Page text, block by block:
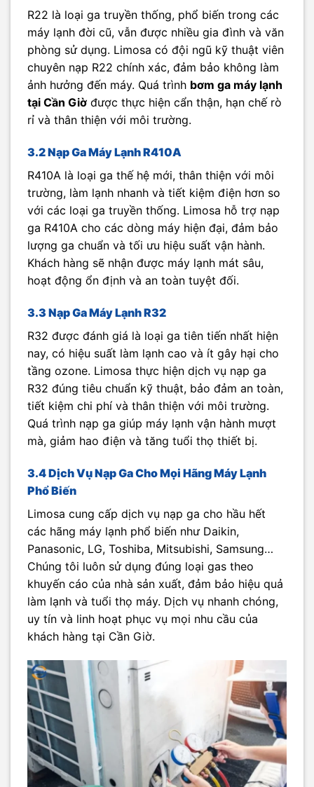
R22 là loại ga truyền thống, phổ biến trong các
máy lạnh đời cũ, vẫn được nhiều gia đình và văn
phòng sử dụng. Limosa có đội ngũ kỹ thuật viên
chuyên nạp R22 chính xác, đảm bảo không làm
ảnh hưởng đến máy. Quá trình bơm ga máy lạnh
tại Cần Giờ được thực hiện cẩn thận, hạn chế rò
rỉ và thân thiện với môi trường.
3.2 Nạp Ga Máy Lạnh R410A
R410A là loại ga thế hệ mới, thân thiện với môi
trường, làm lạnh nhanh và tiết kiệm điện hơn so
với các loại ga truyền thống. Limosa hỗ trợ nạp
ga R410A cho các dòng máy hiện đại, đảm bảo
lượng ga chuẩn và tối ưu hiệu suất vận hành.
Khách hàng sẽ nhận được máy lạnh mát sâu,
hoạt động ổn định và an toàn tuyệt đối.
3.3 Nạp Ga Máy Lạnh R32
R32 được đánh giá là loại ga tiên tiến nhất hiện
nay, có hiệu suất làm lạnh cao và ít gây hại cho
tầng ozone. Limosa thực hiện dịch vụ nạp ga
R32 đúng tiêu chuẩn kỹ thuật, bảo đảm an toàn,
tiết kiệm chi phí và thân thiện với môi trường.
Quá trình nạp ga giúp máy lạnh vận hành mượt
mà, giảm hao điện và tăng tuổi thọ thiết bị.
3.4 Dịch Vụ Nạp Ga Cho Mọi Hãng Máy Lạnh
Phổ Biến
Limosa cung cấp dịch vụ nạp ga cho hầu hết
các hãng máy lạnh phổ biến như Daikin,
Panasonic, LG, Toshiba, Mitsubishi, Samsung…
Chúng tôi luôn sử dụng đúng loại gas theo
khuyến cáo của nhà sản xuất, đảm bảo hiệu quả
làm lạnh và tuổi thọ máy. Dịch vụ nhanh chóng,
uy tín và linh hoạt phục vụ mọi nhu cầu của
khách hàng tại Cần Giờ.